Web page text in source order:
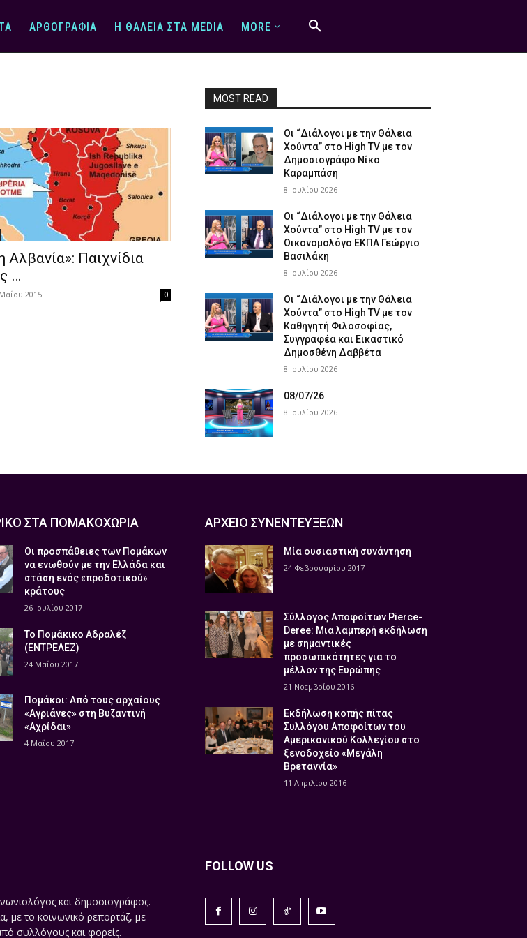
ΑΡΘΟΓΡΑΦΊΑ Η ΘΆΛΕΙΑ ΣΤΑ MEDIA MORE
Αλβανία»: Παιχνίδια
…
2015 0
MOST READ
Οι “Διάλογοι με την Θάλεια
Χούντα” στο High TV με τον
Δημοσιογράφο Νίκο
Καραμπάση
8 Ιουλίου 2026
Οι “Διάλογοι με την Θάλεια
Χούντα” στο High TV με τον
Οικονομολόγο ΕΚΠΑ Γεώργιο
Βασιλάκη
8 Ιουλίου 2026
Οι “Διάλογοι με την Θάλεια
Χούντα” στο High TV με τον
Καθηγητή Φιλοσοφίας,
Συγγραφέα και Εικαστικό
Δημοσθένη Δαββέτα
8 Ιουλίου 2026
08/07/26
8 Ιουλίου 2026
ΣΤΑ ΠΟΜΑΚΟΧΩΡΙΑ
Οι προσπάθειες των Πομάκων
να ενωθούν με την Ελλάδα και
στάση ενός «προδοτικού»
κράτους
26 Ιουλίου 2017
Το Πομάκικο Αδραλέζ
(ΕΝΤΡΕΛΕΖ)
24 Μαΐου 2017
Πομάκοι: Από τους αρχαίους
«Αγριάνες» στη Βυζαντινή
«Αχρίδαι»
4 Μαΐου 2017
ΑΡΧΕΙΟ ΣΥΝΕΝΤΕΥΞΕΩΝ
Μία ουσιαστική συνάντηση
24 Φεβρουαρίου 2017
Σύλλογος Αποφοίτων Pierce-
Deree: Μια λαμπερή εκδήλωση
με σημαντικές
προσωπικότητες για το
μέλλον της Ευρώπης
21 Νοεμβρίου 2016
Εκδήλωση κοπής πίτας
Συλλόγου Αποφοίτων του
Αμερικανικού Κολλεγίου στο
ξενοδοχείο «Μεγάλη
Βρεταννία»
11 Απριλίου 2016
και δημοσιογράφος.
με το κοινωνικό ρεπορτάζ, με
συλλόγους και φορείς.
FOLLOW US